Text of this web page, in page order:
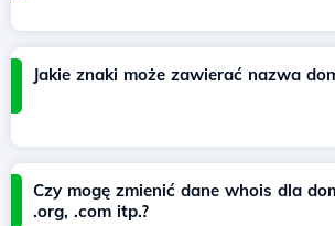
Jakie znaki może zawierać nazwa
Czy mogę zmienić dane whois dla
.org, .com itp.?